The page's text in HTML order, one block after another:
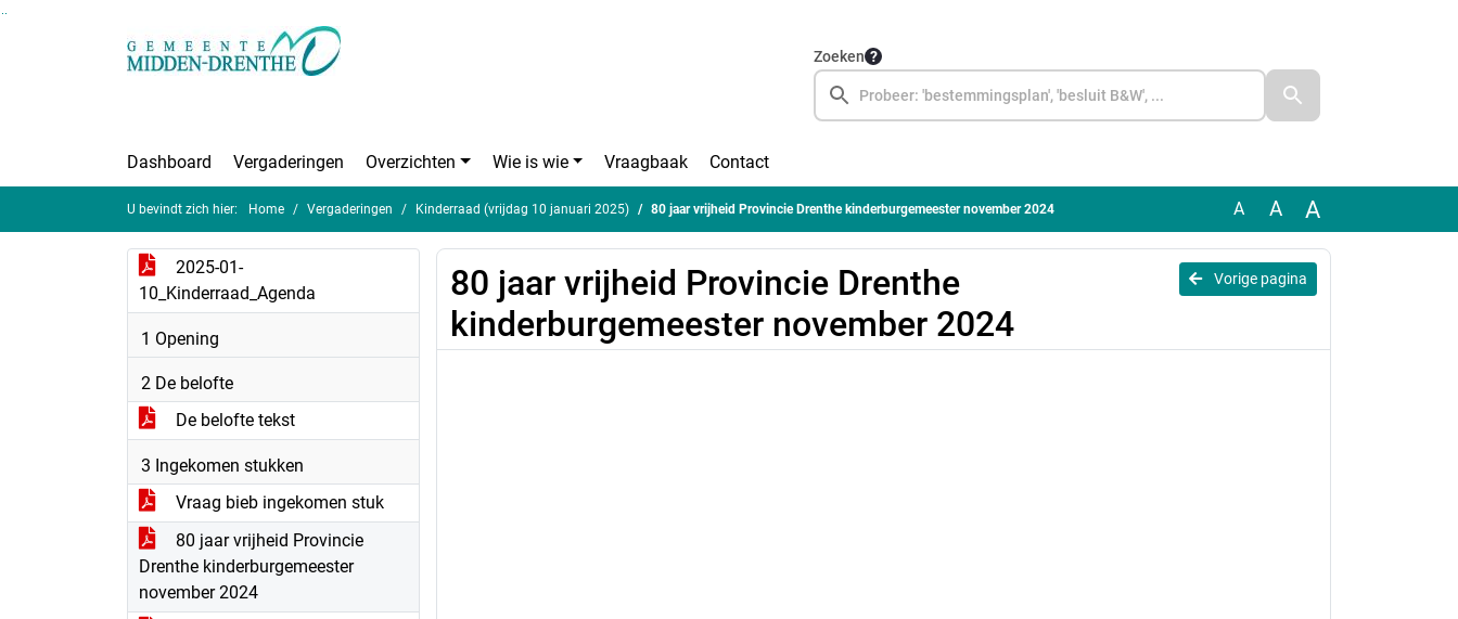
Zoeken
Dashboard Vergaderingen Overzichten Wie is wie Vraagbaak Contact
U bevindt zich hier: Home Vergaderingen Kinderraad (vrijdag 10 januari 2025) 80 jaar vrijheid Provincie Drenthe kinderburgemeester november 2024 A A A
2025-01-
10_Kinderraad_Agenda
1 Opening
2 De belofte
De belofte tekst
3 Ingekomen stukken
Vraag bieb ingekomen stuk
80 jaar vrijheid Provincie
Drenthe kinderburgemeester
november 2024
Vorige pagina
80 jaar vrijheid Provincie Drenthe
kinderburgemeester november 2024